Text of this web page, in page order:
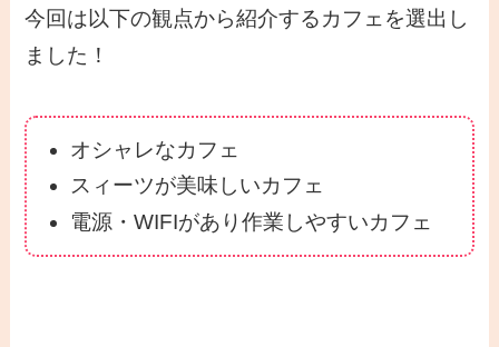
今回は以下の観点から紹介するカフェを選出し
ました！
オシャレなカフェ
スィーツが美味しいカフェ
電源・WIFIがあり作業しやすいカフェ